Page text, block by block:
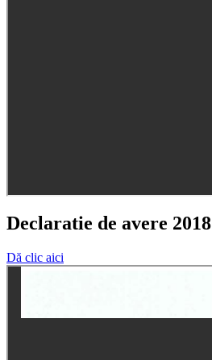
Declaratie de avere 2018
Dă clic aici